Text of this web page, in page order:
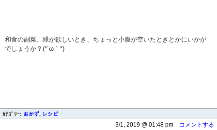
和食の副菜、緑が欲しいとき、ちょっと小腹が空いたときとかにいかが
でしょうか？(*´ω｀*)
ｶﾃｺﾞﾘｰ: おかず, レシピ
3/1, 2019 @ 01:48 pm コメントする